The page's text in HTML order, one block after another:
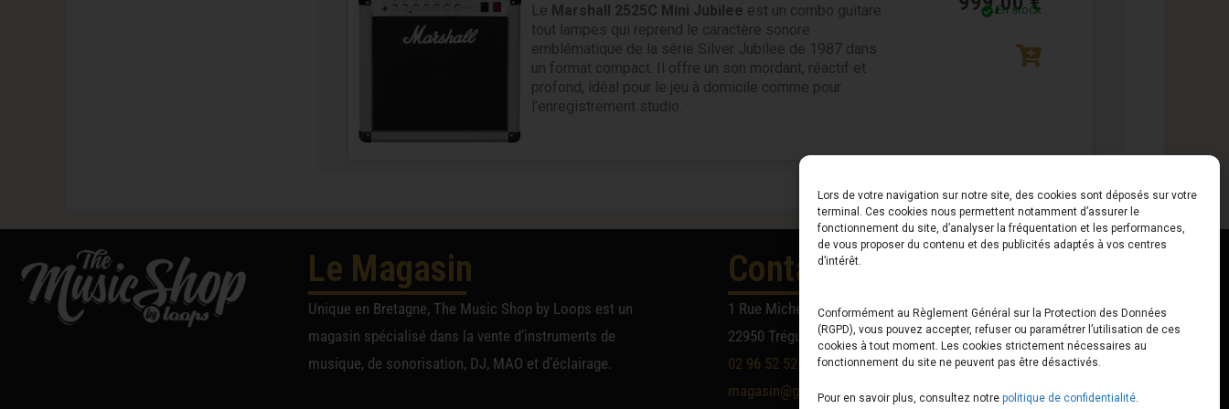
Lors de votre navigation sur notre site, des cookies sont déposés sur votre
terminal. Ces cookies nous permettent notamment d’assurer le
fonctionnement du site, d’analyser la fréquentation et les performances,
de vous proposer du contenu et des publicités adaptés à vos centres
d’intérêt.
Conformément au Règlement Général sur la Protection des Données
(RGPD), vous pouvez accepter, refuser ou paramétrer l’utilisation de ces
cookies à tout moment. Les cookies strictement nécessaires au
fonctionnement du site ne peuvent pas être désactivés.
Pour en savoir plus, consultez notre politique de confidentialité.
Le Marshall 2525C Mini Jubilee est un combo guitare
tout lampes qui reprend le caractère sonore
emblématique de la série Silver Jubilee de 1987 dans
un format compact. Il offre un son mordant, réactif et
profond, idéal pour le jeu à domicile comme pour
l’enregistrement studio.
En stock
Le Magasin
Unique en Bretagne, The Music Shop by Loops est un
magasin spécialisé dans la vente d’instruments de
musique, de sonorisation, DJ, MAO et d’éclairage.
Contact
1 Rue Michel Audiard
22950 Trégueux
02 96 52 52 52
magasin@groupe-loops.fr
Du Lundi au Vendredi
10h00 – 12h30 // 14h00 –
19h00
Le Samedi